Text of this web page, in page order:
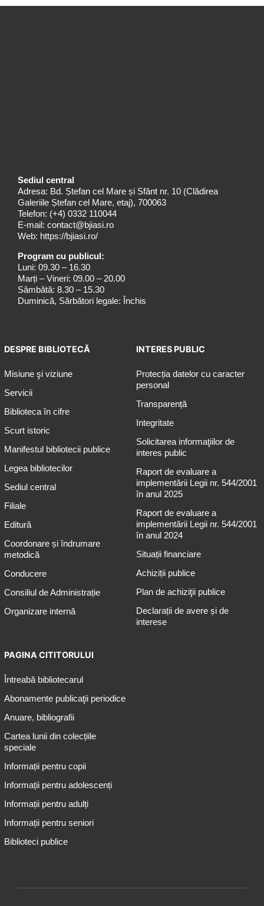
Sediul central
Adresa: Bd. Ștefan cel Mare și Sfânt nr. 10 (Clădirea
Galeriile Ștefan cel Mare, etaj), 700063
Telefon: (+4) 0332 110044
E-mail: contact@bjiasi.ro
Web: https://bjiasi.ro/
Program cu publicul:
Luni: 09.30 – 16.30
Marți – Vineri: 09.00 – 20.00
Sâmbătă: 8.30 – 15.30
Duminică, Sărbători legale: Închis
DESPRE BIBLIOTECĂ
Misiune şi viziune
Servicii
Biblioteca în cifre
Scurt istoric
Manifestul bibliotecii publice
Legea bibliotecilor
Sediul central
Filiale
Editură
Coordonare și îndrumare
metodică
Conducere
Consiliul de Administrație
Organizare internă
INTERES PUBLIC
Protecția datelor cu caracter
personal
Transparență
Integritate
Solicitarea informaţiilor de
interes public
Raport de evaluare a
implementării Legii nr. 544/2001
în anul 2025
Raport de evaluare a
implementării Legii nr. 544/2001
în anul 2024
Situații financiare
Achiziții publice
Plan de achiziţii publice
Declarații de avere și de
interese
PAGINA CITITORULUI
Întreabă bibliotecarul
Abonamente publicaţii periodice
Anuare, bibliografii
Cartea lunii din colecțiile
speciale
Informații pentru copii
Informații pentru adolescenți
Informații pentru adulți
Informații pentru seniori
Biblioteci publice